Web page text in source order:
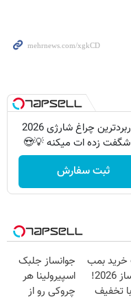
پرکاربردترین چراغ شارژی 2026
زده ات میکنه 💡😍
ثبت سفارش
خرید بمب
جوانساز 2026!
تخفیف
جوانساز جلبک
اسپیرولینا هر
چروکی رو از